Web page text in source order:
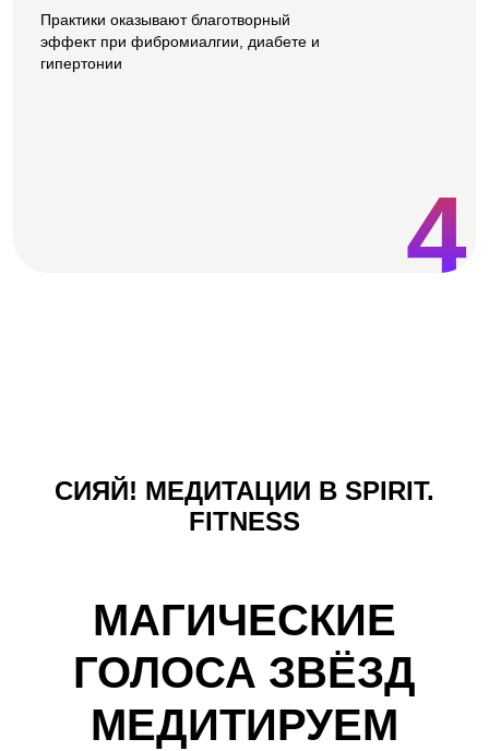
Практики оказывают благотворный
эффект при фибромиалгии, диабете и
гипертонии
4
СИЯЙ! МЕДИТАЦИИ В SPIRIT.
FITNESS
МАГИЧЕСКИЕ
ГОЛОСА ЗВЁЗД
МЕДИТИРУЕМ